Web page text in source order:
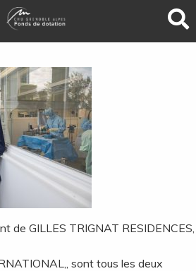
de GILLES TRIGNAT RESIDENCES,
sont tous les deux